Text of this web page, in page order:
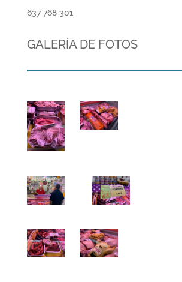
637 768 301
GALERÍA DE FOTOS